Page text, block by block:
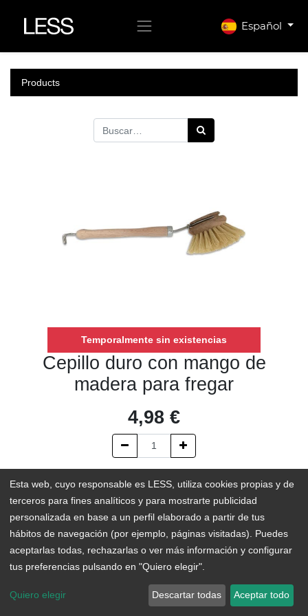
Español
Products
Temporalmente sin existencias
Cepillo duro con mango de
madera para fregar
4,98 €
AÑADIR AL CARRITO
Temporalmente sin existencias
Add to Wishlist
sin recurrir a los tradicionales estropajos o esponjas sintéticas, las
Esta web, cuyo responsable es LESS, utiliza cookies propias y de
terceros para fines analíticos y para mostrarte publicidad
personalizada en base a un perfil elaborado a partir de tus
hábitos de navegación (por ejemplo, páginas visitadas). Puedes
aceptarlas todas, rechazarlas o ver más información y configurar
tus preferencias pulsando en "Quiero elegir".
Quiero elegir Descartar todas Aceptar todo